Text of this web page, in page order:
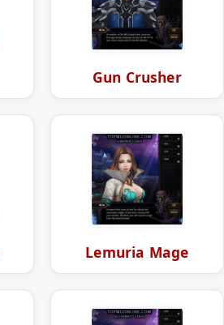
Gun Crusher
Lemuria Mage